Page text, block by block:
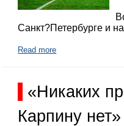
Санкт?Петербурге и
Read more
«Никаких
Карпину